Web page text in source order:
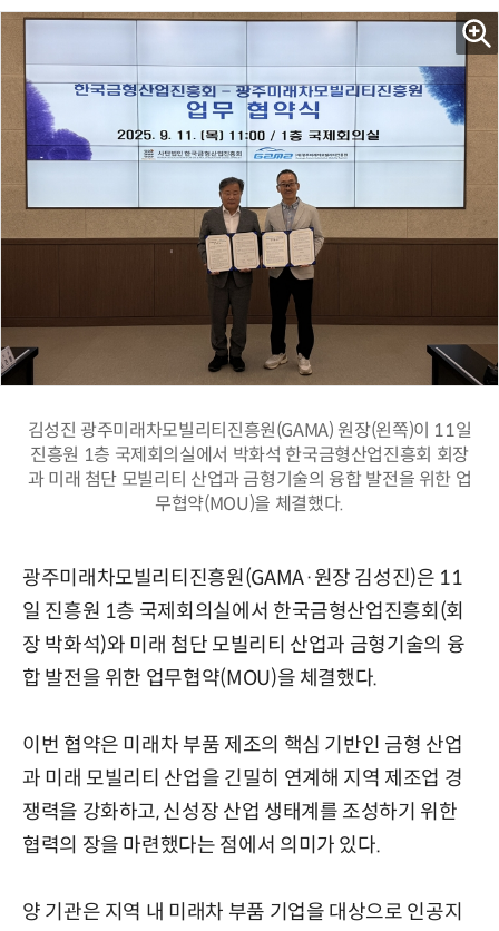
김성진 광주미래차모빌리티진흥원(GAMA) 원장(왼쪽)이 11일
진흥원 1층 국제회의실에서 박화석 한국금형산업진흥회 회장
과 미래 첨단 모빌리티 산업과 금형기술의 융합 발전을 위한 업
무협약(MOU)을 체결했다.
광주미래차모빌리티진흥원(GAMA·원장 김성진)은 11
일 진흥원 1층 국제회의실에서 한국금형산업진흥회(회
장 박화석)와 미래 첨단 모빌리티 산업과 금형기술의 융
합 발전을 위한 업무협약(MOU)을 체결했다.
이번 협약은 미래차 부품 제조의 핵심 기반인 금형 산업
과 미래 모빌리티 산업을 긴밀히 연계해 지역 제조업 경
쟁력을 강화하고, 신성장 산업 생태계를 조성하기 위한
협력의 장을 마련했다는 점에서 의미가 있다.
양 기관은 지역 내 미래차 부품 기업을 대상으로 인공지